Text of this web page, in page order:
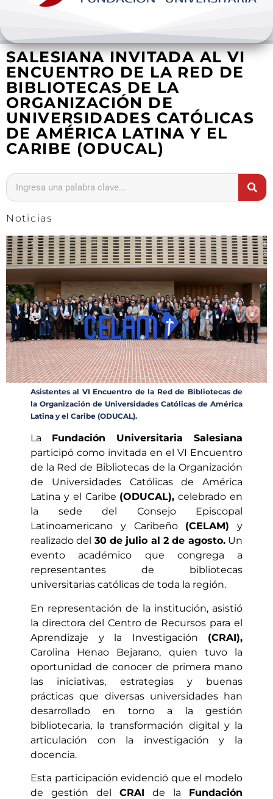
Internacionalización
Investigación
Extension y desarrollo
SALESIANA INVITADA AL VI
ENCUENTRO DE LA RED DE
BIBLIOTECAS DE LA
ORGANIZACIÓN DE
UNIVERSIDADES CATÓLICAS
DE AMÉRICA LATINA Y EL
CARIBE (ODUCAL)
Noticias
Asistentes al VI Encuentro de la Red de Bibliotecas de
la Organización de Universidades Católicas de América
Latina y el Caribe (ODUCAL).
La Fundación Universitaria Salesiana
participó como invitada en el VI Encuentro
de la Red de Bibliotecas de la Organización
de Universidades Católicas de América
Latina y el Caribe (ODUCAL), celebrado en
la sede del Consejo Episcopal
Latinoamericano y Caribeño (CELAM) y
realizado del 30 de julio al 2 de agosto.Un
evento académico que congrega a
representantes de bibliotecas
universitarias católicas de toda la región.
En representación de la institución, asistió
la directora del Centro de Recursos para el
Aprendizaje y la Investigación (CRAI),
Carolina Henao Bejarano, quien tuvo la
oportunidad de conocer de primera mano
las iniciativas, estrategias y buenas
prácticas que diversas universidades han
desarrollado en torno a la gestión
bibliotecaria, la transformación digital y la
articulación con la investigación y la
docencia.
Esta participación evidenció que el modelo
de gestión del CRAI de la Fundación